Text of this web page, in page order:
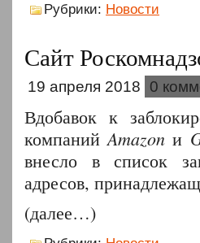
Рубрики: Новости
Сайт
19 апреля 2018 0
Вдобавок к
компанийAmazon и
внесло в список
адресов,
(далее…)